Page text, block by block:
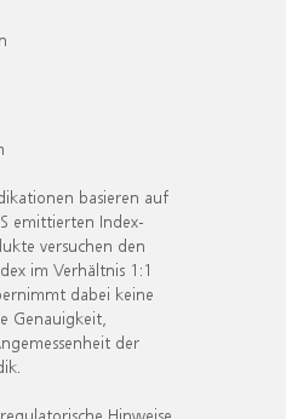
basieren auf
emittierten Index-
versuchen den
im Verhältnis 1:1
dabei keine
Genauigkeit,
der